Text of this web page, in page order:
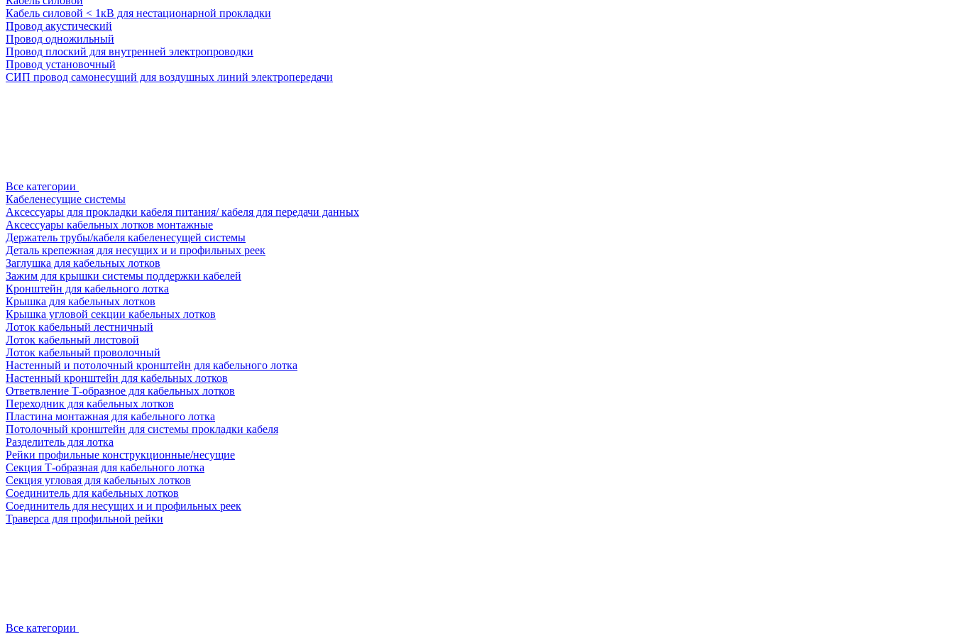
Кабель силовой < 1кВ для нестационарной прокладки
Провод акустический
Провод одножильный
Провод плоский для внутренней электропроводки
Провод установочный
СИП провод самонесущий для воздушных линий электропередачи
Все категории
Кабеленесущие системы
Аксессуары для прокладки кабеля питания/ кабеля для передачи данных
Аксессуары кабельных лотков монтажные
Держатель трубы/кабеля кабеленесущей системы
Деталь крепежная для несущих и и профильных реек
Заглушка для кабельных лотков
Зажим для крышки системы поддержки кабелей
Кронштейн для кабельного лотка
Крышка для кабельных лотков
Крышка угловой секции кабельных лотков
Лоток кабельный лестничный
Лоток кабельный листовой
Лоток кабельный проволочный
Настенный и потолочный кронштейн для кабельного лотка
Настенный кронштейн для кабельных лотков
Ответвление Т-образное для кабельных лотков
Переходник для кабельных лотков
Пластина монтажная для кабельного лотка
Потолочный кронштейн для системы прокладки кабеля
Разделитель для лотка
Рейки профильные конструкционные/несущие
Секция Т-образная для кабельного лотка
Секция угловая для кабельных лотков
Соединитель для кабельных лотков
Соединитель для несущих и и профильных реек
Траверса для профильной рейки
Все категории